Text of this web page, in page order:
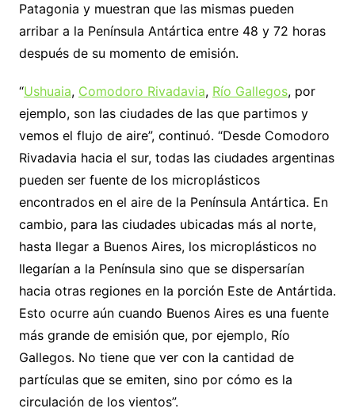
Patagonia y muestran que las mismas pueden
arribar a la Península Antártica entre 48 y 72 horas
después de su momento de emisión.
“Ushuaia, Comodoro Rivadavia, Río Gallegos, por
ejemplo, son las ciudades de las que partimos y
vemos el flujo de aire”, continuó. “Desde Comodoro
Rivadavia hacia el sur, todas las ciudades argentinas
pueden ser fuente de los microplásticos
encontrados en el aire de la Península Antártica. En
cambio, para las ciudades ubicadas más al norte,
hasta llegar a Buenos Aires, los microplásticos no
llegarían a la Península sino que se dispersarían
hacia otras regiones en la porción Este de Antártida.
Esto ocurre aún cuando Buenos Aires es una fuente
más grande de emisión que, por ejemplo, Río
Gallegos. No tiene que ver con la cantidad de
partículas que se emiten, sino por cómo es la
circulación de los vientos”.